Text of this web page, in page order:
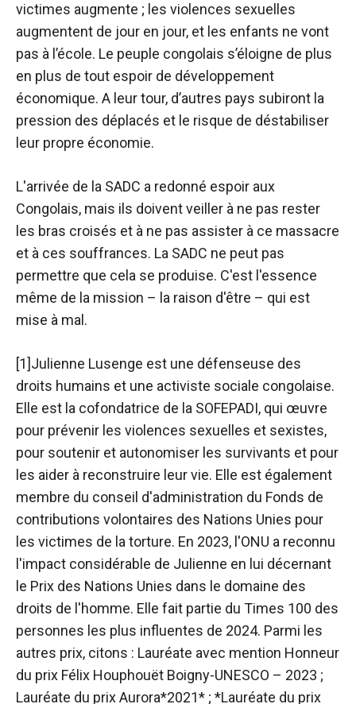
victimes augmente ; les violences sexuelles
augmentent de jour en jour, et les enfants ne vont
pas à l’école. Le peuple congolais s’éloigne de plus
en plus de tout espoir de développement
économique. A leur tour, d’autres pays subiront la
pression des déplacés et le risque de déstabiliser
leur propre économie.
L'arrivée de la SADC a redonné espoir aux
Congolais, mais ils doivent veiller à ne pas rester
les bras croisés et à ne pas assister à ce massacre
et à ces souffrances. La SADC ne peut pas
permettre que cela se produise. C'est l'essence
même de la mission – la raison d'être – qui est
mise à mal.
[1]Julienne Lusenge est une défenseuse des
droits humains et une activiste sociale congolaise.
Elle est la cofondatrice de la SOFEPADI, qui œuvre
pour prévenir les violences sexuelles et sexistes,
pour soutenir et autonomiser les survivants et pour
les aider à reconstruire leur vie. Elle est également
membre du conseil d'administration du Fonds de
contributions volontaires des Nations Unies pour
les victimes de la torture. En 2023, l'ONU a reconnu
l'impact considérable de Julienne en lui décernant
le Prix des Nations Unies dans le domaine des
droits de l'homme. Elle fait partie du Times 100 des
personnes les plus influentes de 2024. Parmi les
autres prix, citons : Lauréate avec mention Honneur
du prix Félix Houphouët Boigny-UNESCO – 2023 ;
Lauréate du prix Aurora*2021* ; *Lauréate du prix